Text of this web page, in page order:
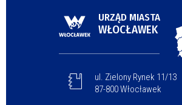
URZĄD MIASTA
WŁOCŁAWEK
ul. Zielony Rynek 11/13
87-800 Włocławek